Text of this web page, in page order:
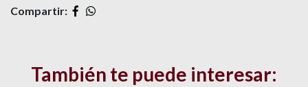
Compartir:
También te puede interesar: